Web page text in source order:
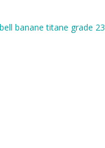
banane titane grade 23